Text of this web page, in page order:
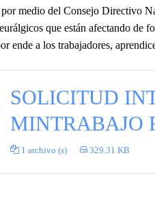
medio del Consejo Directivo
que están afectando de
ende a los trabajadores,
SOLICITUD
MINTRABAJO
1 archivo (s) 329.31 KB